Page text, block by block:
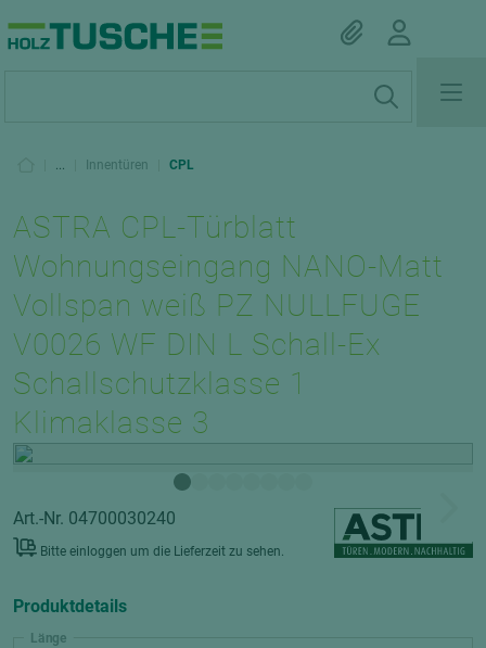
... Innentüren CPL
ASTRA CPL-Türblatt
Wohnungseingang NANO-Matt
Vollspan weiß PZ NULLFUGE
V0026 WF DIN L Schall-Ex
Schallschutzklasse 1
Klimaklasse 3
Art.-Nr. 04700030240
Bitte einloggen um die Lieferzeit zu sehen.
Produktdetails
Länge